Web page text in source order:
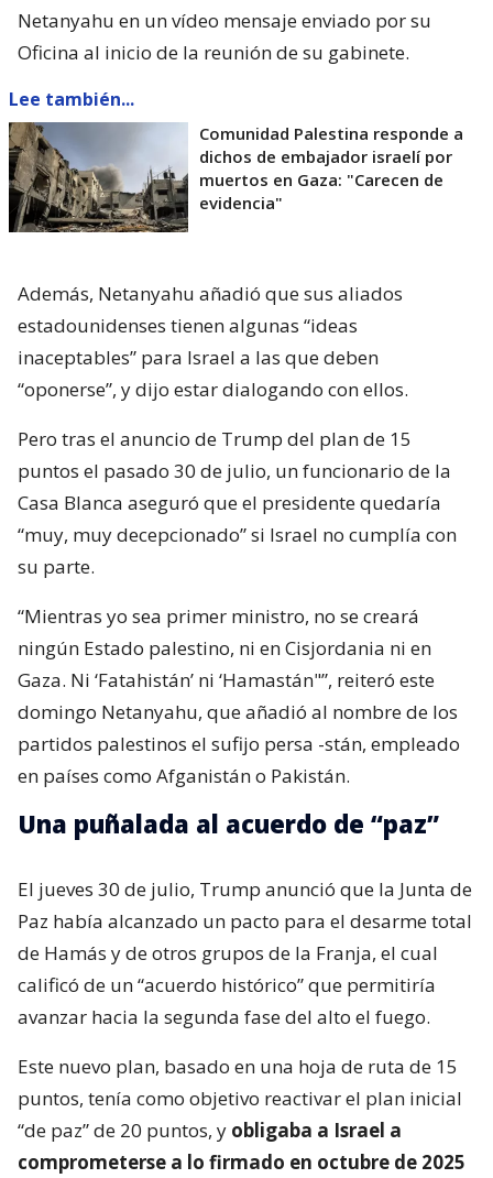
Netanyahu en un vídeo mensaje enviado por su
Oficina al inicio de la reunión de su gabinete.
Lee también...
Comunidad Palestina responde a
dichos de embajador israelí por
muertos en Gaza: "Carecen de
evidencia"
Además, Netanyahu añadió que sus aliados
estadounidenses tienen algunas “ideas
inaceptables” para Israel a las que deben
“oponerse”, y dijo estar dialogando con ellos.
Pero tras el anuncio de Trump del plan de 15
puntos el pasado 30 de julio, un funcionario de la
Casa Blanca aseguró que el presidente quedaría
“muy, muy decepcionado” si Israel no cumplía con
su parte.
“Mientras yo sea primer ministro, no se creará
ningún Estado palestino, ni en Cisjordania ni en
Gaza. Ni ‘Fatahistán’ ni ‘Hamastán"”, reiteró este
domingo Netanyahu, que añadió al nombre de los
partidos palestinos el sufijo persa -stán, empleado
en países como Afganistán o Pakistán.
Una puñalada al acuerdo de “paz”
El jueves 30 de julio, Trump anunció que la Junta de
Paz había alcanzado un pacto para el desarme total
de Hamás y de otros grupos de la Franja, el cual
calificó de un “acuerdo histórico” que permitiría
avanzar hacia la segunda fase del alto el fuego.
Este nuevo plan, basado en una hoja de ruta de 15
puntos, tenía como objetivo reactivar el plan inicial
“de paz” de 20 puntos, y obligaba a Israel a
comprometerse a lo firmado en octubre de 2025